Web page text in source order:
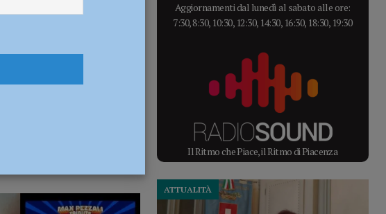
Aggiornamenti dal lunedì al sabato alle ore:
7:30, 8:30, 10:30, 12:30, 14:30, 16:30, 18:30, 19:30
Il Ritmo che Piace, il Ritmo di Piacenza
ATTUALITÀ